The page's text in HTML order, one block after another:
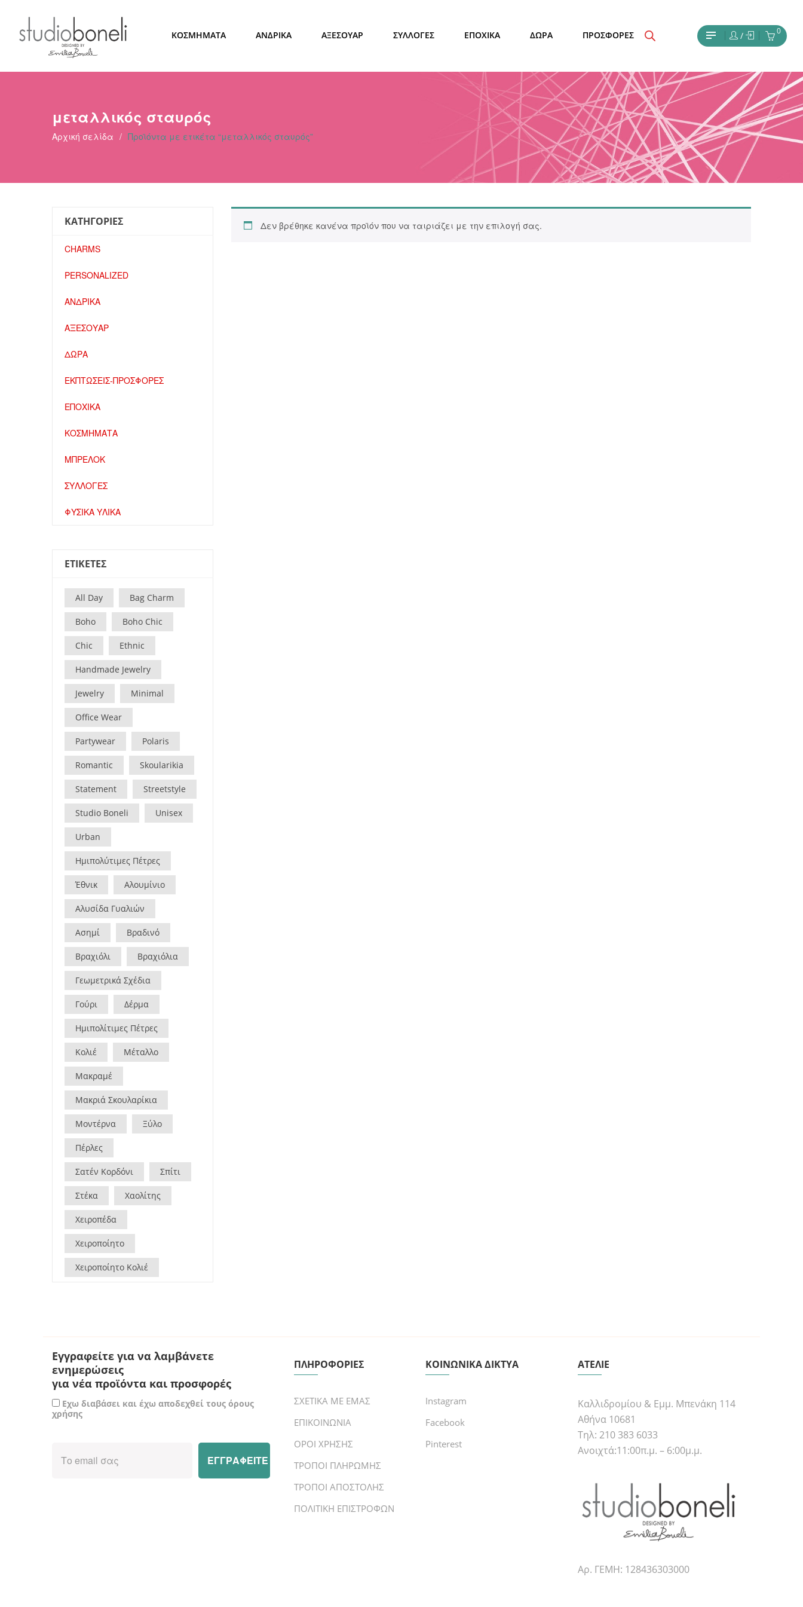
ΚΟΣΜΗΜΑΤΑ ΑΝΔΡΙΚΑ ΑΞΕΣΟΥΑΡ ΣΥΛΛΟΓΕΣ ΕΠΟΧΙΚΑ ΔΩΡΑ ΠΡΟΣΦΟΡΕΣ / 0
μεταλλικός σταυρός
Αρχική σελίδα / Προϊόντα με ετικέτα “μεταλλικός σταυρός”
ΚΑΤΗΓΟΡΙΕΣ
CHARMS
PERSONALIZED
ΑΝΔΡΙΚΑ
ΑΞΕΣΟΥΑΡ
ΔΩΡΑ
ΕΚΠΤΩΣΕΙΣ-ΠΡΟΣΦΟΡΕΣ
ΕΠΟΧΙΚΑ
ΚΟΣΜΗΜΑΤΑ
ΜΠΡΕΛΟΚ
ΣΥΛΛΟΓΕΣ
ΦΥΣΙΚΑ ΥΛΙΚΑ
ΕΤΙΚΕΤΕΣ
All Day Bag Charm
Boho Boho Chic
Chic Ethnic
Handmade Jewelry
Jewelry Minimal
Office Wear
Partywear Polaris
Romantic Skoularikia
Statement Streetstyle
Studio Boneli Unisex
Urban
Ημιπολύτιμες Πέτρες
Έθνικ Αλουμίνιο
Αλυσίδα Γυαλιών
Ασημί Βραδινό
Βραχιόλι Βραχιόλια
Γεωμετρικά Σχέδια
Γούρι Δέρμα
Ημιπολίτιμες Πέτρες
Κολιέ Μέταλλο
Μακραμέ
Μακριά Σκουλαρίκια
Μοντέρνα Ξύλο
Πέρλες
Σατέν Κορδόνι Σπίτι
Στέκα Χαολίτης
Χειροπέδα
Χειροποίητο
Χειροποίητο Κολιέ
Δεν βρέθηκε κανένα προϊόν που να ταιριάζει με την επιλογή σας.
Εγγραφείτε για να λαμβάνετε
ενημερώσεις
για νέα προϊόντα και προσφορές
Εχω διαβάσει και έχω αποδεχθεί τους όρους
χρήσης
ΠΛΗΡΟΦΟΡΙΕΣ
ΣΧΕΤΙΚΑ ΜΕ ΕΜΑΣ
ΕΠΙΚΟΙΝΩΝΙΑ
ΟΡΟΙ ΧΡΗΣΗΣ
ΤΡΟΠΟΙ ΠΛΗΡΩΜΗΣ
ΤΡΟΠΟΙ ΑΠΟΣΤΟΛΗΣ
ΠΟΛΙΤΙΚΗ ΕΠΙΣΤΡΟΦΩΝ
ΚΟΙΝΩΝΙΚΑ ΔΙΚΤΥΑ
Instagram
Facebook
Pinterest
ΑΤΕΛΙΕ
Καλλιδρομίου & Εμμ. Μπενάκη 114
Αθήνα 10681
Τηλ: 210 383 6033
Ανοιχτά:11:00π.μ. – 6:00μ.μ.
Αρ. ΓΕΜΗ: 128436303000